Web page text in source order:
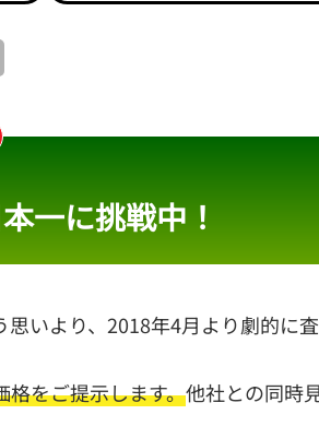
一に挑戦中！
思いより、2018年4月より劇的に
格をご提示します。他社との同時